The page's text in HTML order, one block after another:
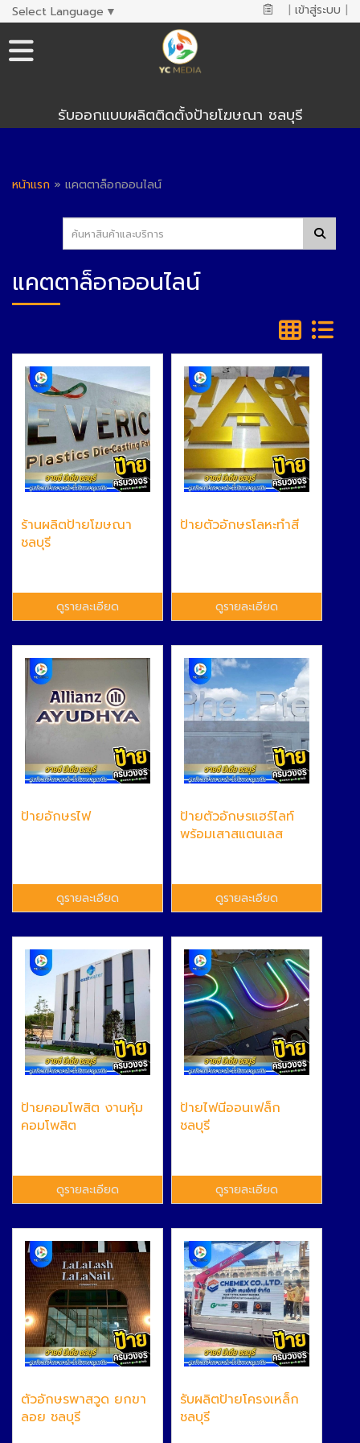
Select Language ▼ | เข้าสู่ระบบ |
รับออกแบบผลิตติดตั้งป้ายโฆษณา ชลบุรี
หน้าแรก » แคตตาล็อกออนไลน์
แคตตาล็อกออนไลน์
ร้านผลิตป้ายโฆษณา
ชลบุรี
ดูรายละเอียด
ป้ายตัวอักษรโลหะทำสี
ดูรายละเอียด
ป้ายอักษรไฟ
ดูรายละเอียด
ป้ายตัวอักษรแฮร์ไลท์
พร้อมเสาสแตนเลส
ดูรายละเอียด
ป้ายคอมโพสิต งานหุ้ม
คอมโพสิต
ดูรายละเอียด
ป้ายไฟนีออนเฟล็ก
ชลบุรี
ดูรายละเอียด
ตัวอักษรพาสวูด ยกขา
ลอย ชลบุรี
รับผลิตป้ายโครงเหล็ก
ชลบุรี